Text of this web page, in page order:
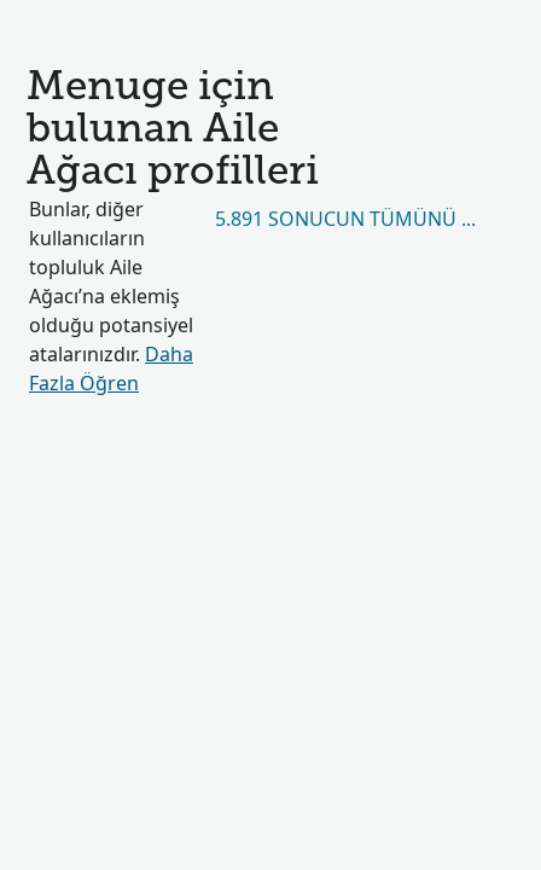
Menuge için
bulunan Aile
Ağacı profilleri
Bunlar, diğer
kullanıcıların
topluluk Aile
Ağacı’na eklemiş
olduğu potansiyel
atalarınızdır. Daha
Fazla Öğren
5.891 SONUCUN TÜMÜNÜ